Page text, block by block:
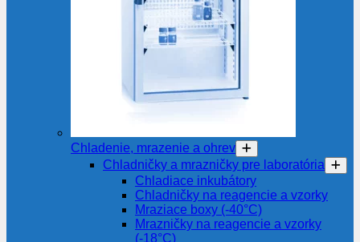
Chladenie, mrazenie a ohrev
Chladničky a mrazničky pre laboratória
Chladiace inkubátory
Chladničky na reagencie a vzorky
Mraziace boxy (-40°C)
Mrazničky na reagencie a vzorky
(-18°C)